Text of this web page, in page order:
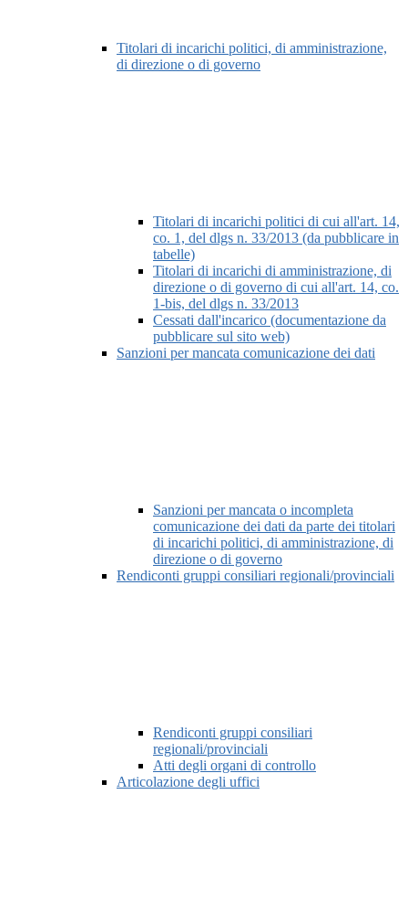
Titolari di incarichi politici, di amministrazione,
di direzione o di governo
Titolari di incarichi politici di cui all'art. 14,
co. 1, del dlgs n. 33/2013 (da pubblicare in
tabelle)
Titolari di incarichi di amministrazione, di
direzione o di governo di cui all'art. 14, co.
1-bis, del dlgs n. 33/2013
Cessati dall'incarico (documentazione da
pubblicare sul sito web)
Sanzioni per mancata comunicazione dei dati
Sanzioni per mancata o incompleta
comunicazione dei dati da parte dei titolari
di incarichi politici, di amministrazione, di
direzione o di governo
Rendiconti gruppi consiliari regionali/provinciali
Rendiconti gruppi consiliari
regionali/provinciali
Atti degli organi di controllo
Articolazione degli uffici